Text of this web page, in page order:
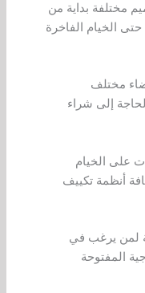
مختلفة بداية من
الخيام الفاخرة
مختلف
إلى شراء
على الخيام
أنظمة تكييف
لمن يرغب في
المفتوحة